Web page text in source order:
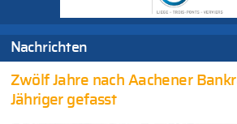
Nachrichten
Zwölf Jahre nach Aachener
Jähriger gefasst